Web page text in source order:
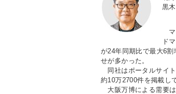
黒
マ
ド
が24年同期比で最大6
せが多かった。
同社はポータルサイ
約10万2700件を掲載し
大阪万博による需要